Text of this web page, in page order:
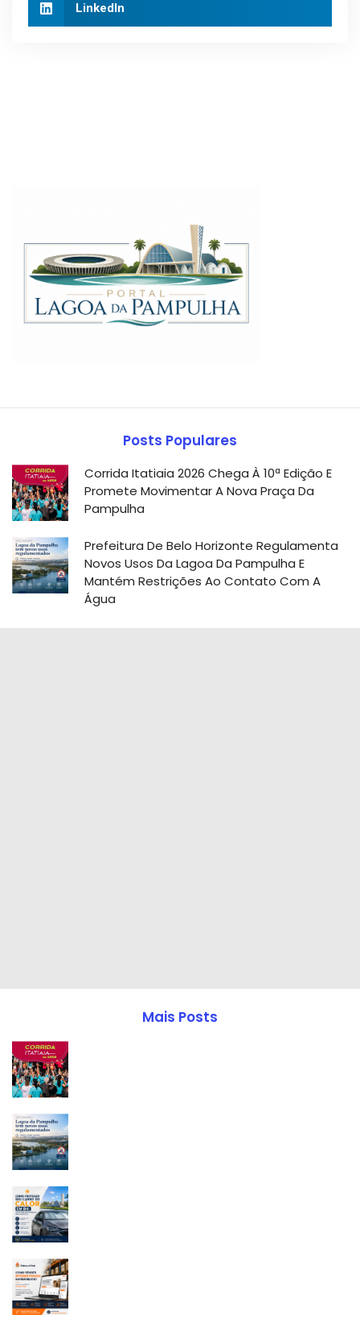
LinkedIn
Posts Populares
Corrida Itatiaia 2026 Chega À 10ª Edição E
Promete Movimentar A Nova Praça Da
Pampulha
Prefeitura De Belo Horizonte Regulamenta
Novos Usos Da Lagoa Da Pampulha E
Mantém Restrições Ao Contato Com A
Água
Mais Posts